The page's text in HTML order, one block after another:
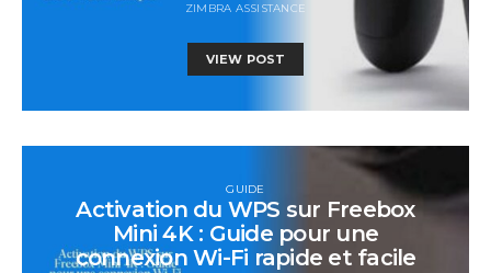
ZIMBRA ASSISTANCE
VIEW POST
GUIDE
Activation du WPS sur Freebox
Mini 4K : Guide pour une
connexion Wi-Fi rapide et facile